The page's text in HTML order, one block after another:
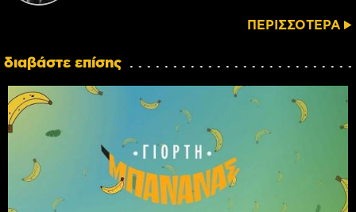
ΠΕΡΙΣΣΟΤΕΡΑ
διαβάστε επίσης